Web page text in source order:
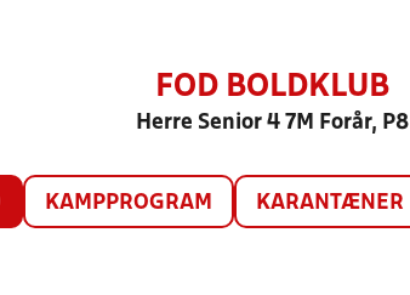
FOD BOLDKLUB
Herre Senior 4 7M Forår, P8
KAMPPROGRAM KARANTÆNER